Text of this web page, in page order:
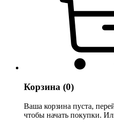
Корзина (0)
Ваша корзина пуста,
чтобы начать покупки.